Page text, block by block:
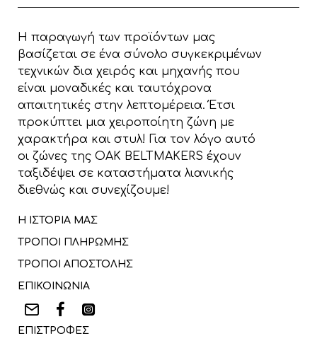
Η παραγωγή των προϊόντων μας
βασίζεται σε ένα σύνολο συγκεκριμένων
τεχνικών δια χειρός και μηχανής που
είναι μοναδικές και ταυτόχρονα
απαιτητικές στην λεπτομέρεια. Έτσι
προκύπτει μια χειροποίητη ζώνη με
χαρακτήρα και στυλ! Για τον λόγο αυτό
οι ζώνες της OAK BELTMAKERS έχουν
ταξιδέψει σε καταστήματα λιανικής
διεθνώς και συνεχίζουμε!
Η ΙΣΤΟΡΙΑ ΜΑΣ
ΤΡΟΠΟΙ ΠΛΗΡΩΜΗΣ
ΤΡΟΠΟΙ ΑΠΟΣΤΟΛΗΣ
ΕΠΙΚΟΙΝΩΝΙΑ
ΕΠΙΣΤΡΟΦΕΣ